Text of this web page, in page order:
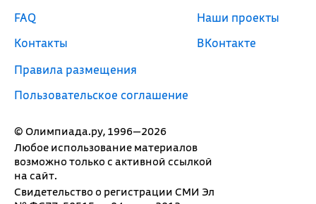
© Олимпиада.ру, 1996—2026
Любое использование материалов
возможно только с активной ссылкой
на сайт.
Свидетельство о регистрации СМИ Эл
FAQ
Контакты
Правила размещения
Пользовательское соглашение
Наши проекты
ВКонтакте